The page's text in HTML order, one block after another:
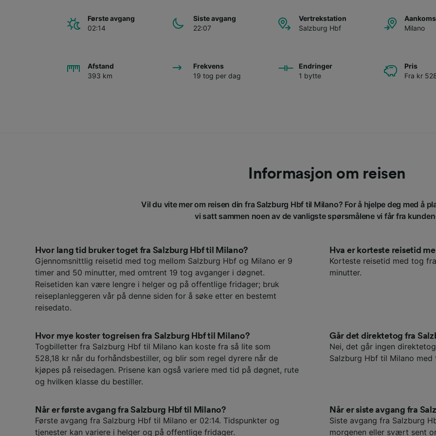
Første avgang
02:14
Siste avgang
22:07
Vertrekstation
Salzburg Hbf
Milano
Afstand
393 km
Frekvens
19 tog per dag
Endringer
1 bytte
Pris
Fra kr
Informasjon om reisen
Vil du vite mer om reisen din fra Salzburg Hbf til Milano? For å hjelpe deg med å
vi satt sammen noen av de vanligste spørsmålene vi får fra
Hvor lang tid bruker toget fra Salzburg Hbf til Milano?
Gjennomsnittlig reisetid med tog mellom Salzburg Hbf og Milano er 9
timer and 50 minutter, med omtrent 19 tog avganger i døgnet.
Reisetiden kan være lengre i helger og på offentlige fridager; bruk
reiseplanleggeren vår på denne siden for å søke etter en bestemt
reisedato.
Hva er korteste reisetid
Korteste reisetid med tog
minutter.
Hvor mye koster togreisen fra Salzburg Hbf til Milano?
Togbilletter fra Salzburg Hbf til Milano kan koste fra så lite som
528,18 kr når du forhåndsbestiller, og blir som regel dyrere når de
kjøpes på reisedagen. Prisene kan også variere med tid på døgnet, rute
og hvilken klasse du bestiller.
Går det direktetog fra
Nei, det går ingen
Salzburg Hbf til Milano
Når er første avgang fra Salzburg Hbf til Milano?
Første avgang fra Salzburg Hbf til Milano er 02:14. Tidspunkter og
tjenester kan variere i helger og på offentlige fridager.
Når er siste avgang fra
Siste avgang fra Salzburg
morgenen eller svært sent